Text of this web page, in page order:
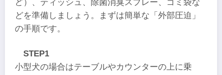
ど）、ティッシュ、除菌消臭スプレー、ゴミ袋な
どを準備しましょう。まずは簡単な「外部圧迫」
の手順です。
STEP1
小型犬の場合はテーブルやカウンターの上に乗